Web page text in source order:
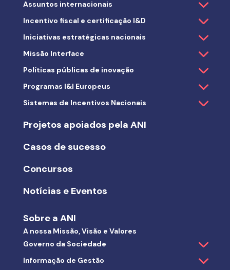
Assuntos internacionais
Incentivo fiscal e certificação I&D
Iniciativas estratégicas nacionais
Missão Interface
Políticas públicas de inovação
Programas I&I Europeus
Sistemas de Incentivos Nacionais
Projetos apoiados pela ANI
Casos de sucesso
Concursos
Notícias e Eventos
Sobre a ANI
A nossa Missão, Visão e Valores
Governo da Sociedade
Informação de Gestão